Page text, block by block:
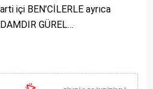
içi BEN’CİLERLE ayrıca
GÜREL…